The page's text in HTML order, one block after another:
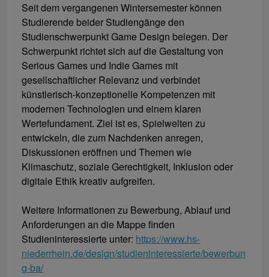
Seit dem vergangenen Wintersemester können
Studierende beider Studiengänge den
Studienschwerpunkt Game Design belegen. Der
Schwerpunkt richtet sich auf die Gestaltung von
Serious Games und Indie Games mit
gesellschaftlicher Relevanz und verbindet
künstlerisch-konzeptionelle Kompetenzen mit
modernen Technologien und einem klaren
Wertefundament. Ziel ist es, Spielwelten zu
entwickeln, die zum Nachdenken anregen,
Diskussionen eröffnen und Themen wie
Klimaschutz, soziale Gerechtigkeit, Inklusion oder
digitale Ethik kreativ aufgreifen.
Weitere Informationen zu Bewerbung, Ablauf und
Anforderungen an die Mappe finden
Studieninteressierte unter: https://www.hs-
niederrhein.de/design/studieninteressierte/bewerbun
g-ba/